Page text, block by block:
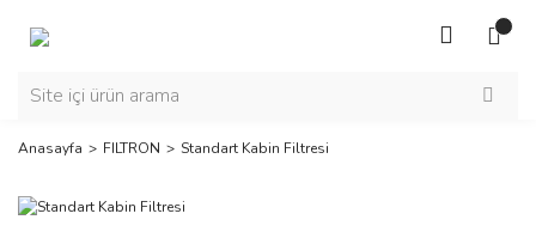
Anasayfa FILTRON Standart Kabin Filtresi